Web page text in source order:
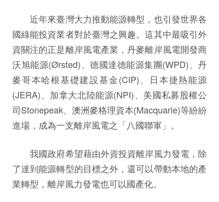
近年來臺灣大力推動能源轉型，也引發世界各
國綠能投資業者對於臺灣之興趣。這其中最吸引外
資關注的正是離岸風電產業，丹麥離岸風電開發商
沃旭能源(Ørsted)、德國達德能源集團(WPD)、丹
麥哥本哈根基礎建設基金(CIP)、日本捷熱能源
(JERA)、加拿大北陸能源(NPI)、美國私募股權公
司Stonepeak、澳洲麥格理資本(Macquarie)等紛紛
進場，成為一支離岸風電之「八國聯軍」。
我國政府希望藉由外資投資離岸風力發電，除
了達到能源轉型的目標之外，還可以帶動本地的產
業轉型，離岸風力發電也可以國產化。